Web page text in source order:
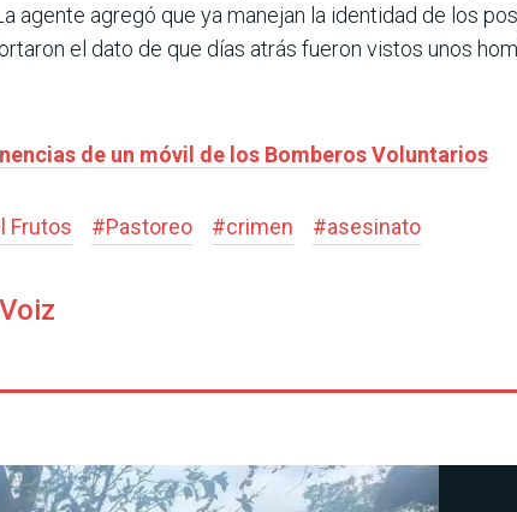
agente agregó que ya manejan la identidad de los
el dato de que días atrás fueron vistos unos
de un móvil de los Bomberos Voluntarios
Frutos #Pastoreo #crimen #asesinato